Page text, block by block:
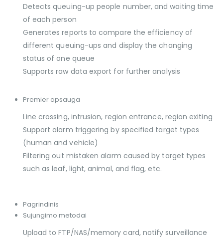
Detects queuing-up people number, and waiting time
of each person
Generates reports to compare the efficiency of
different queuing-ups and display the changing
status of one queue
Supports raw data export for further analysis
Premier apsauga
Line crossing, intrusion, region entrance, region exiting
Support alarm triggering by specified target types
(human and vehicle)
Filtering out mistaken alarm caused by target types
such as leaf, light, animal, and flag, etc.
Pagrindinis
Sujungimo metodai
Upload to FTP/NAS/memory card, notify surveillance